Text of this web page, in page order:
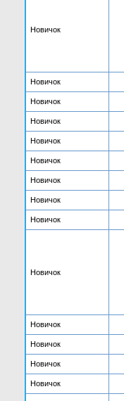
Новичок
Новичок
Новичок
Новичок
Новичок
Новичок
Новичок
Новичок
Новичок
Новичок
Новичок
Новичок
Новичок
Новичок